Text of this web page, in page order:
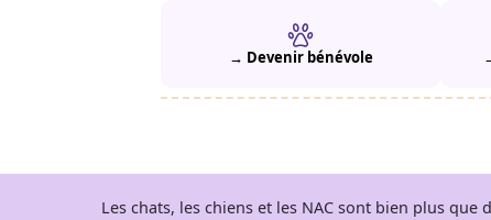
→ Devenir bénévole
Les chats, les chiens et les NAC sont bien plus